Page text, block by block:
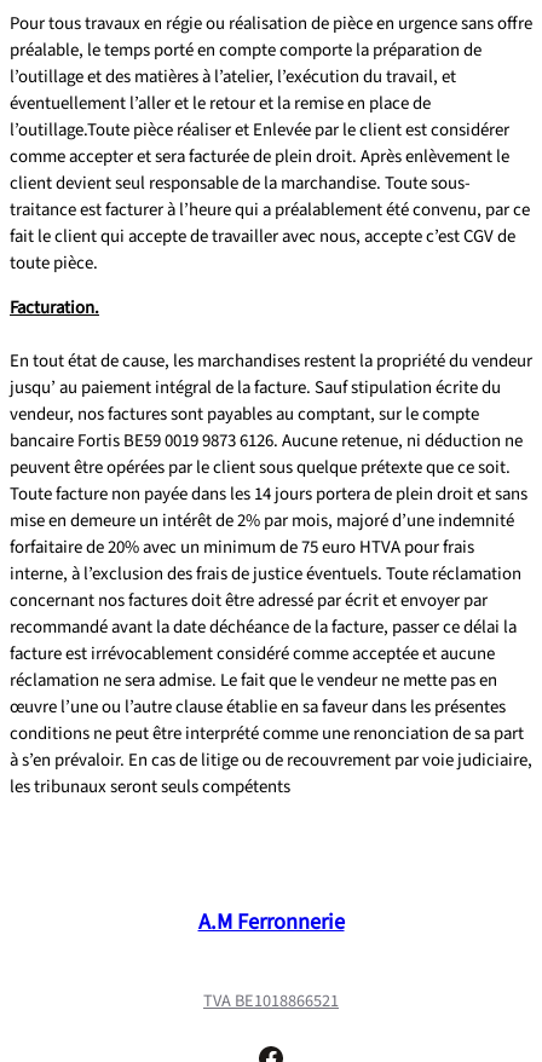
Pour tous travaux en régie ou réalisation de pièce en urgence sans offre
préalable, le temps porté en compte comporte la préparation de
l’outillage et des matières à l’atelier, l’exécution du travail, et
éventuellement l’aller et le retour et la remise en place de
l’outillage.Toute pièce réaliser et Enlevée par le client est considérer
comme accepter et sera facturée de plein droit. Après enlèvement le
client devient seul responsable de la marchandise. Toute sous-
traitance est facturer à l’heure qui a préalablement été convenu, par ce
fait le client qui accepte de travailler avec nous, accepte c’est CGV de
toute pièce.
Facturation.
En tout état de cause, les marchandises restent la propriété du vendeur
jusqu’ au paiement intégral de la facture. Sauf stipulation écrite du
vendeur, nos factures sont payables au comptant, sur le compte
bancaire Fortis BE59 0019 9873 6126. Aucune retenue, ni déduction ne
peuvent être opérées par le client sous quelque prétexte que ce soit.
Toute facture non payée dans les 14 jours portera de plein droit et sans
mise en demeure un intérêt de 2% par mois, majoré d’une indemnité
forfaitaire de 20% avec un minimum de 75 euro HTVA pour frais
interne, à l’exclusion des frais de justice éventuels. Toute réclamation
concernant nos factures doit être adressé par écrit et envoyer par
recommandé avant la date déchéance de la facture, passer ce délai la
facture est irrévocablement considéré comme acceptée et aucune
réclamation ne sera admise. Le fait que le vendeur ne mette pas en
œuvre l’une ou l’autre clause établie en sa faveur dans les présentes
conditions ne peut être interprété comme une renonciation de sa part
à s’en prévaloir. En cas de litige ou de recouvrement par voie judiciaire,
les tribunaux seront seuls compétents
A.M Ferronnerie
TVA BE1018866521